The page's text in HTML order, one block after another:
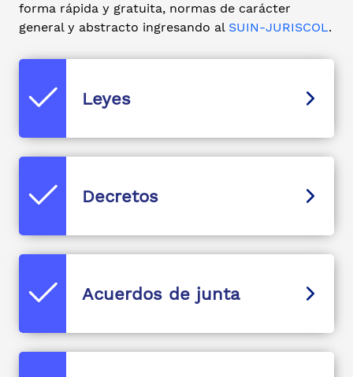
forma rápida y gratuita, normas de carácter
general y abstracto ingresando alSUIN-JURISCOL.
Leyes
Decretos
Acuerdos de junta